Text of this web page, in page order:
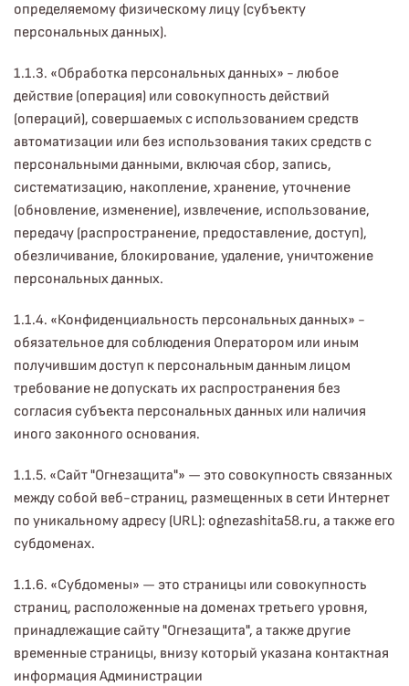
определяемому физическому лицу (субъекту
персональных данных).
1.1.3. «Обработка персональных данных» - любое
действие (операция) или совокупность действий
(операций), совершаемых с использованием средств
автоматизации или без использования таких средств с
персональными данными, включая сбор, запись,
систематизацию, накопление, хранение, уточнение
(обновление, изменение), извлечение, использование,
передачу (распространение, предоставление, доступ),
обезличивание, блокирование, удаление, уничтожение
персональных данных.
1.1.4. «Конфиденциальность персональных данных» -
обязательное для соблюдения Оператором или иным
получившим доступ к персональным данным лицом
требование не допускать их распространения без
согласия субъекта персональных данных или наличия
иного законного основания.
1.1.5. «Сайт "Огнезащита"» — это совокупность связанных
между собой веб-страниц, размещенных в сети Интернет
по уникальному адресу (URL): ognezashita58.ru, а также его
субдоменах.
1.1.6. «Субдомены» — это страницы или совокупность
страниц, расположенные на доменах третьего уровня,
принадлежащие сайту "Огнезащита", а также другие
временные страницы, внизу который указана контактная
информация Администрации